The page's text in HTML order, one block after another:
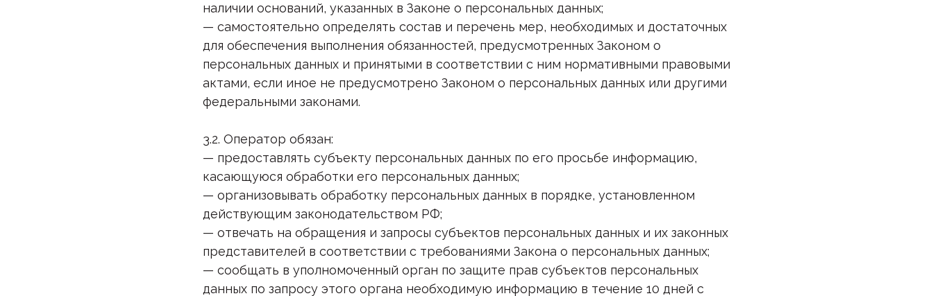
наличии оснований, указанных в Законе о персональных данных;
— самостоятельно определять состав и перечень мер, необходимых и достаточных
для обеспечения выполнения обязанностей, предусмотренных Законом о
персональных данных и принятыми в соответствии с ним нормативными правовыми
актами, если иное не предусмотрено Законом о персональных данных или другими
федеральными законами.
3.2. Оператор обязан:
— предоставлять субъекту персональных данных по его просьбе информацию,
касающуюся обработки его персональных данных;
— организовывать обработку персональных данных в порядке, установленном
действующим законодательством РФ;
— отвечать на обращения и запросы субъектов персональных данных и их законных
представителей в соответствии с требованиями Закона о персональных данных;
— сообщать в уполномоченный орган по защите прав субъектов персональных
данных по запросу этого органа необходимую информацию в течение 10 дней с